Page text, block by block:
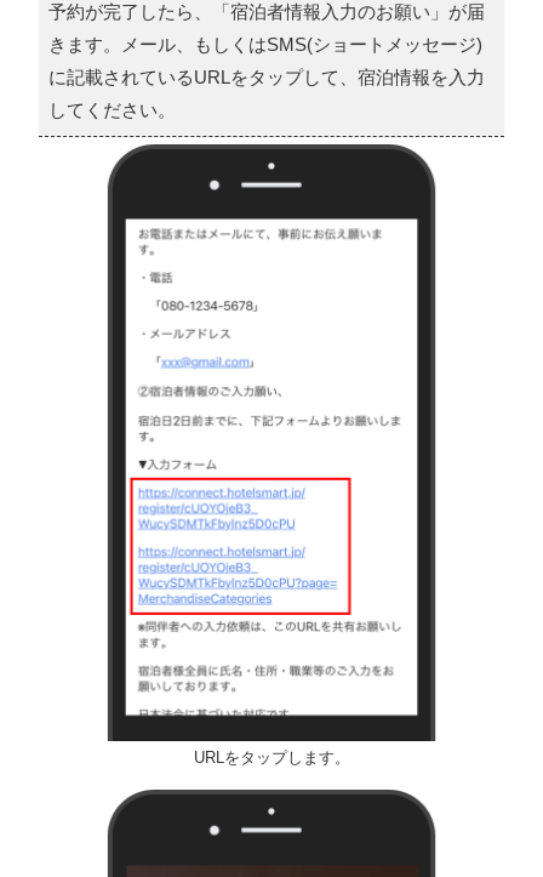
予約が完了したら、「宿泊者情報入力のお願い」が届
きます。メール、もしくはSMS(ショートメッセージ)
に記載されているURLをタップして、宿泊情報を入力
してください。
URLをタップします。